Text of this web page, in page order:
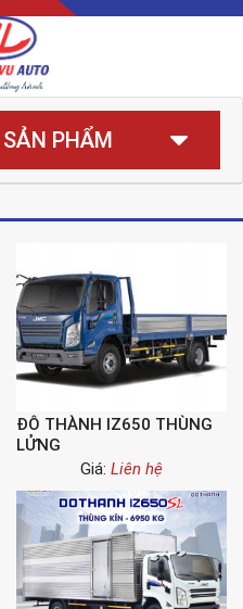
PHẨM
ĐÔ THÀNH IZ650 THÙNG
LỬNG
Giá: Liên hệ